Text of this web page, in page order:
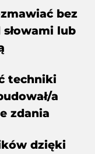
bez
lub
techniki
a
zdania​​
dzięki